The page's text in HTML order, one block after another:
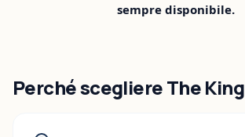
sempre disponibile.
Perché scegliere The King